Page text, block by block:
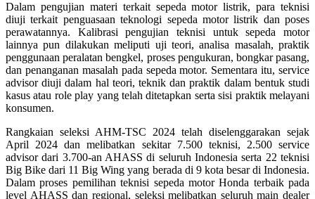
Dalam pengujian materi terkait sepeda motor listrik, para teknisi
diuji terkait penguasaan teknologi sepeda motor listrik dan poses
perawatannya. Kalibrasi pengujian teknisi untuk sepeda motor
lainnya pun dilakukan meliputi uji teori, analisa masalah, praktik
penggunaan peralatan bengkel, proses pengukuran, bongkar pasang,
dan penanganan masalah pada sepeda motor. Sementara itu, service
advisor diuji dalam hal teori, teknik dan praktik dalam bentuk studi
kasus atau role play yang telah ditetapkan serta sisi praktik melayani
konsumen.
Rangkaian seleksi AHM-TSC 2024 telah diselenggarakan sejak
April 2024 dan melibatkan sekitar 7.500 teknisi, 2.500 service
advisor dari 3.700-an AHASS di seluruh Indonesia serta 22 teknisi
Big Bike dari 11 Big Wing yang berada di 9 kota besar di Indonesia.
Dalam proses pemilihan teknisi sepeda motor Honda terbaik pada
level AHASS dan regional, seleksi melibatkan seluruh main dealer